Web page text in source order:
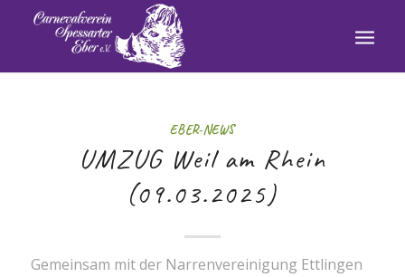
EBER-NEWS
UMZUG Weil am Rhein
(09.03.2025)
Gemeinsam mit der Narrenvereinigung Ettlingen